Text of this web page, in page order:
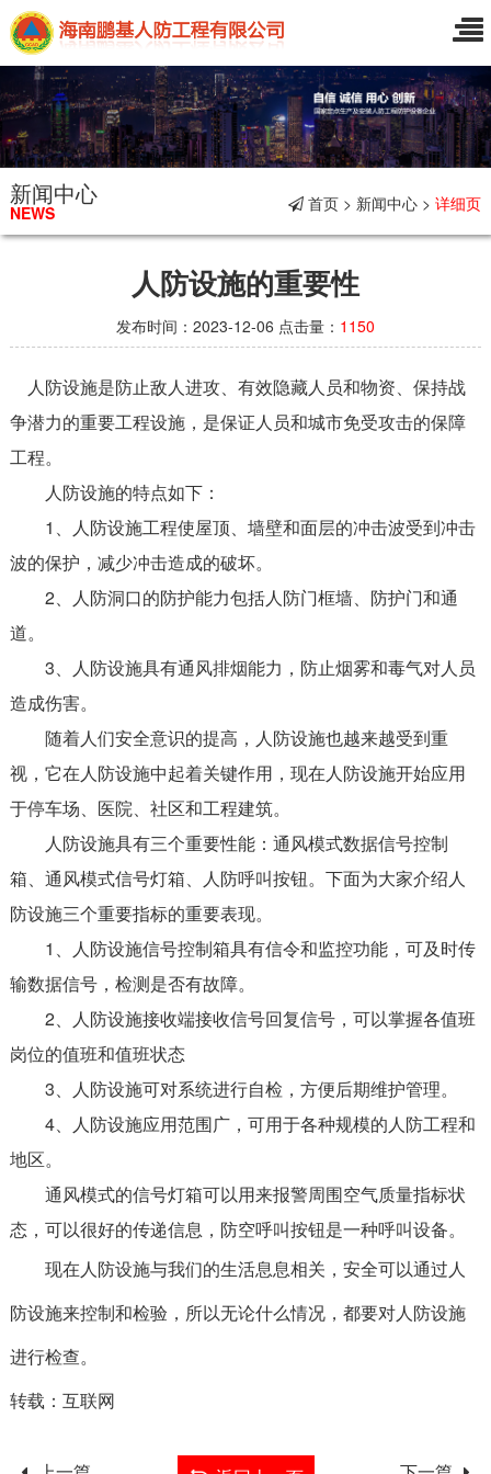
新闻中心
NEWS 首页 > 新闻中心 >详细页
人防设施的重要性
发布时间：2023-12-06 点击量： 1150
人防设施是防止敌人进攻、有效隐藏人员和物资、保持战
争潜力的重要工程设施，是保证人员和城市免受攻击的保障
工程。
人防设施的特点如下：
1、人防设施工程使屋顶、墙壁和面层的冲击波受到冲击
波的保护，减少冲击造成的破坏。
2、人防洞口的防护能力包括人防门框墙、防护门和通
道。
3、人防设施具有通风排烟能力，防止烟雾和毒气对人员
造成伤害。
随着人们安全意识的提高，人防设施也越来越受到重
视，它在人防设施中起着关键作用，现在人防设施开始应用
于停车场、医院、社区和工程建筑。
人防设施具有三个重要性能：通风模式数据信号控制
箱、通风模式信号灯箱、人防呼叫按钮。下面为大家介绍人
防设施三个重要指标的重要表现。
1、人防设施信号控制箱具有信令和监控功能，可及时传
输数据信号，检测是否有故障。
2、人防设施接收端接收信号回复信号，可以掌握各值班
岗位的值班和值班状态
3、人防设施可对系统进行自检，方便后期维护管理。
4、人防设施应用范围广，可用于各种规模的人防工程和
地区。
通风模式的信号灯箱可以用来报警周围空气质量指标状
态，可以很好的传递信息，防空呼叫按钮是一种呼叫设备。
现在人防设施与我们的生活息息相关，安全可以通过人
防设施来控制和检验，所以无论什么情况，都要对人防设施
进行检查。
转载：互联网